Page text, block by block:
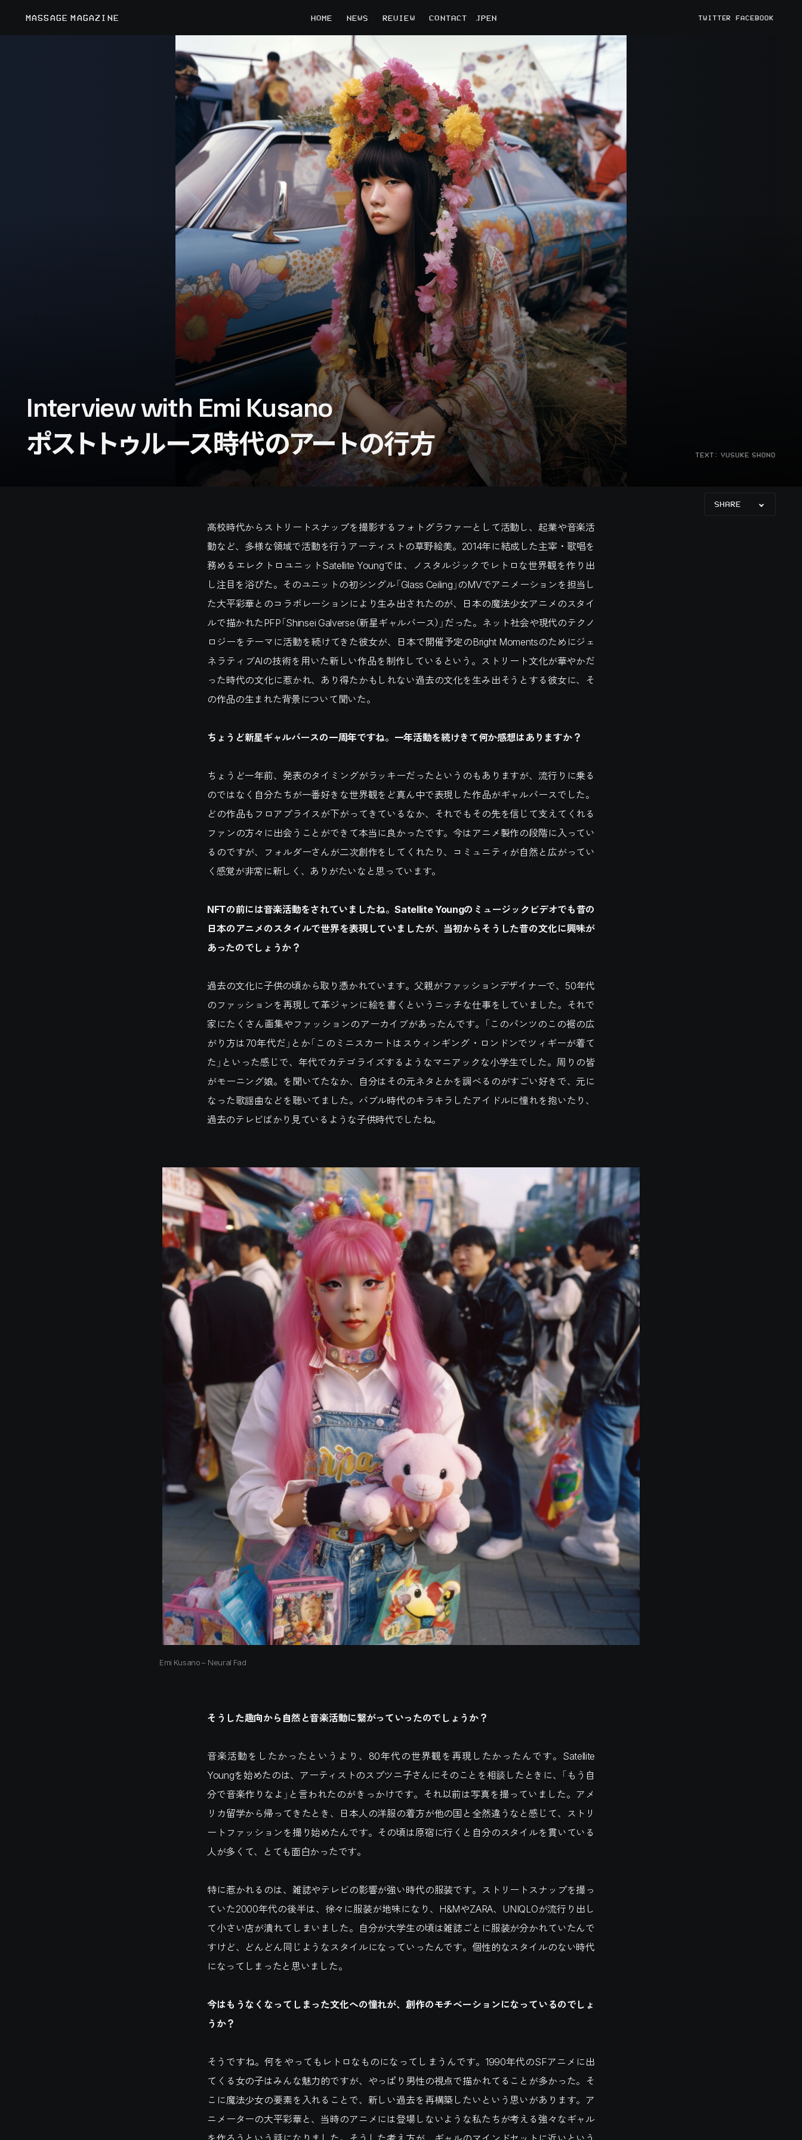
MASSAGE MAGAZINE HOME NEWS REVIEW CONTACT JPEN TWITTER FACEBOOK
Interview with Emi Kusano
ポストトゥルース時代のアートの行方
TEXT: YUSUKE SHONO
SHARE
高校時代からストリートスナップを撮影するフォトグラファーとして活動し、起業や音楽活
動など、多様な領域で活動を行うアーティストの草野絵美。2014年に結成した主宰・歌唱を
務めるエレクトロユニットSatellite Youngでは、ノスタルジックでレトロな世界観を作り出
し注目を浴びた。そのユニットの初シングル「Glass Ceiling」のMVでアニメーションを担当し
た大平彩華とのコラボレーションにより生み出されたのが、日本の魔法少女アニメのスタイ
ルで描かれたPFP「Shinsei Galverse（新星ギャルバース）」だった。ネット社会や現代のテクノ
ロジーをテーマに活動を続けてきた彼女が、日本で開催予定のBright Momentsのためにジェ
ネラティブAIの技術を用いた新しい作品を制作しているという。ストリート文化が華やかだ
った時代の文化に惹かれ、あり得たかもしれない過去の文化を生み出そうとする彼女に、そ
の作品の生まれた背景について聞いた。
ちょうど新星ギャルバースの一周年ですね。一年活動を続けきて何か感想はありますか？
ちょうど一年前、発表のタイミングがラッキーだったというのもありますが、流行りに乗る
のではなく自分たちが一番好きな世界観をど真ん中で表現した作品がギャルバースでした。
どの作品もフロアプライスが下がってきているなか、それでもその先を信じて支えてくれる
ファンの方々に出会うことができて本当に良かったです。今はアニメ製作の段階に入ってい
るのですが、フォルダーさんが二次創作をしてくれたり、コミュニティが自然と広がってい
く感覚が非常に新しく、ありがたいなと思っています。
NFTの前には音楽活動をされていましたね。Satellite Youngのミュージックビデオでも昔の
日本のアニメのスタイルで世界を表現していましたが、当初からそうした昔の文化に興味が
あったのでしょうか？
過去の文化に子供の頃から取り憑かれています。父親がファッションデザイナーで、50年代
のファッションを再現して革ジャンに絵を書くというニッチな仕事をしていました。それで
家にたくさん画集やファッションのアーカイブがあったんです。「このパンツのこの裾の広
がり方は70年代だ」とか「このミニスカートはスウィンギング・ロンドンでツィギーが着て
た」といった感じで、年代でカテゴライズするようなマニアックな小学生でした。周りの皆
がモーニング娘。を聞いてたなか、自分はその元ネタとかを調べるのがすごい好きで、元に
なった歌謡曲などを聴いてました。バブル時代のキラキラしたアイドルに憧れを抱いたり、
過去のテレビばかり見ているような子供時代でしたね。
Emi Kusano – Neural Fad
そうした趣向から自然と音楽活動に繋がっていったのでしょうか？
音楽活動をしたかったというより、80年代の世界観を再現したかったんです。Satellite
Youngを始めたのは、アーティストのスプツニ子さんにそのことを相談したときに、「もう自
分で音楽作りなよ」と言われたのがきっかけです。それ以前は写真を撮っていました。アメ
リカ留学から帰ってきたとき、日本人の洋服の着方が他の国と全然違うなと感じて、ストリ
ートファッションを撮り始めたんです。その頃は原宿に行くと自分のスタイルを貫いている
人が多くて、とても面白かったです。
特に惹かれるのは、雑誌やテレビの影響が強い時代の服装です。ストリートスナップを撮っ
ていた2000年代の後半は、徐々に服装が地味になり、H&MやZARA、UNIQLOが流行り出し
て小さい店が潰れてしまいました。自分が大学生の頃は雑誌ごとに服装が分かれていたんで
すけど、どんどん同じようなスタイルになっていったんです。個性的なスタイルのない時代
になってしまったと思いました。
今はもうなくなってしまった文化への憧れが、創作のモチベーションになっているのでしょ
うか？
そうですね。何をやってもレトロなものになってしまうんです。1990年代のSFアニメに出
てくる女の子はみんな魅力的ですが、やっぱり男性の視点で描かれてることが多かった。そ
こに魔法少女の要素を入れることで、新しい過去を再構築したいという思いがあります。ア
ニメーターの大平彩華と、当時のアニメには登場しないような私たちが考える強々なギャル